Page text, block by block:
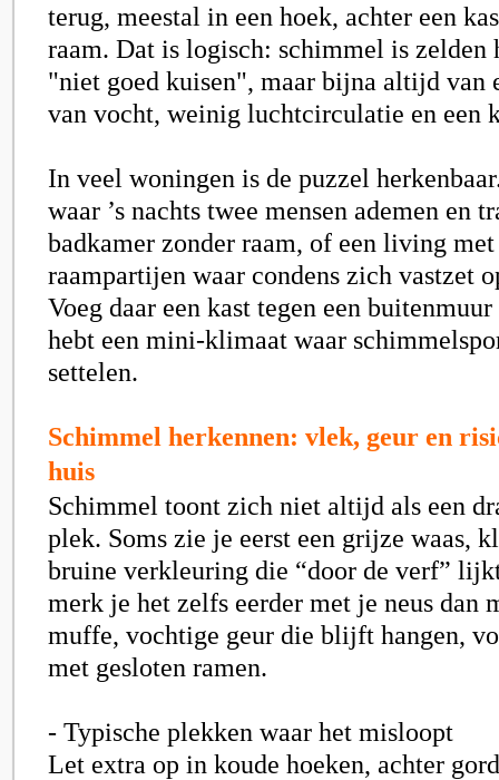
terug, meestal in een hoek, achter een
raam. Dat is logisch: schimmel is zelden
"niet goed kuisen", maar bijna altijd van
van vocht, weinig luchtcirculatie en een
In veel woningen is de puzzel
waar ’s nachts twee mensen ademen en
badkamer zonder raam, of een living
raampartijen waar condens zich vastzet
Voeg daar een kast tegen een
hebt een mini-klimaat waar
settelen.
Schimmel herkennen: vlek, geur en
huis
Schimmel toont zich niet altijd als een
plek. Soms zie je eerst een grijze waas,
bruine verkleuring die “door de verf”
merk je het zelfs eerder met je neus dan
muffe, vochtige geur die blijft hangen,
met gesloten ramen.
- Typische plekken waar het misloopt
Let extra op in koude hoeken, achter